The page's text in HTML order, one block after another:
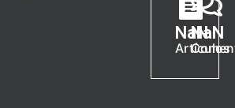
NaN
Artículos
NaN